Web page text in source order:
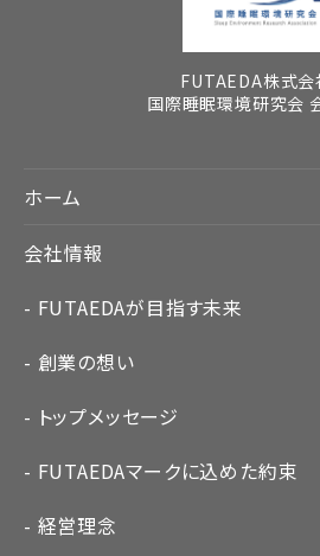
FUTAEDA株式会
国際睡眠環境研究会
ホーム
会社情報
FUTAEDAが目指す未来
創業の想い
トップメッセージ
FUTAEDAマークに込めた約束
経営理念